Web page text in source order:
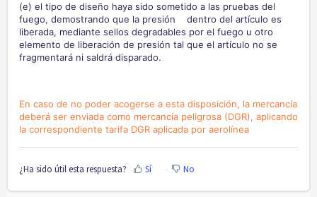
(e) el tipo de diseño haya sido sometido a las pruebas del
fuego, demostrando que la presión dentro del artículo es
liberada, mediante sellos degradables por el fuego u otro
elemento de liberación de presión tal que el artículo no se
fragmentará ni saldrá disparado.
En caso de no poder acogerse a esta disposición, la mercancía
deberá ser enviada como mercancía peligrosa (DGR), aplicando
la correspondiente tarifa DGR aplicada por aerolínea
¿Ha sido útil esta respuesta? Sí No